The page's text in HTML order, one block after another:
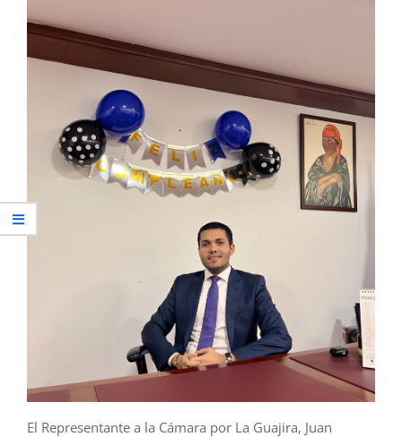
El Representante a la Cámara por La Guajira, Juan